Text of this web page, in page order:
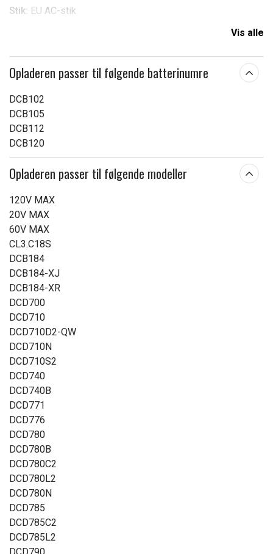
Stik: EU AC-stik
Vis alle
Opladeren passer til følgende batterinumre
DCB102
DCB105
DCB112
DCB120
Opladeren passer til følgende modeller
120V MAX
20V MAX
60V MAX
CL3.C18S
DCB184
DCB184-XJ
DCB184-XR
DCD700
DCD710
DCD710D2-QW
DCD710N
DCD710S2
DCD740
DCD740B
DCD771
DCD776
DCD780
DCD780B
DCD780C2
DCD780L2
DCD780N
DCD785
DCD785C2
DCD785L2